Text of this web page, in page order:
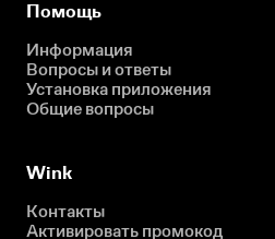
Помощь
Информация
Вопросы и ответы
Установка приложения
Общие вопросы
Wink
Контакты
Активировать промокод